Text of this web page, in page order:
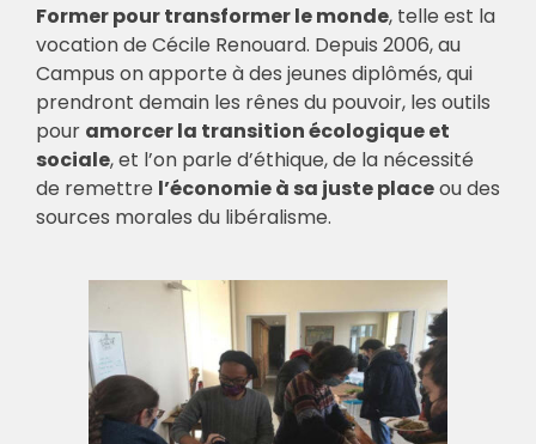
Former pour transformer le monde, telle est la
vocation de Cécile Renouard. Depuis 2006, au
Campus on apporte à des jeunes diplômés, qui
prendront demain les rênes du pouvoir, les outils
pour amorcer la transition écologique et
sociale, et l’on parle d’éthique, de la nécessité
de remettre l’économie à sa juste placeou des
sources morales du libéralisme.